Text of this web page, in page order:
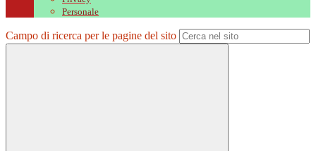
Personale
Campo di ricerca per le pagine del sito